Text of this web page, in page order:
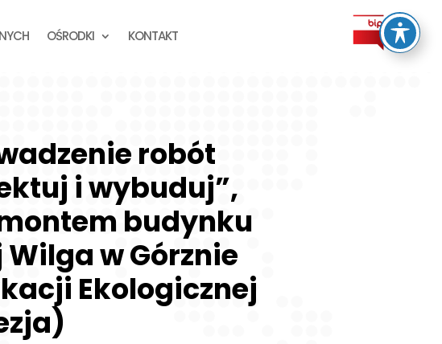
OŚRODKI KONTAKT
robót
i wybuduj”,
budynku
w Górznie
Ekologicznej